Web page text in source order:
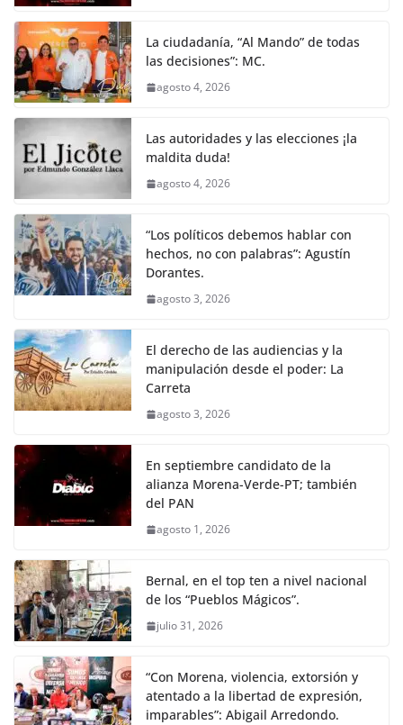
La ciudadanía, “Al Mando” de todas
las decisiones”: MC.
agosto 4, 2026
Las autoridades y las elecciones ¡la
maldita duda!
agosto 4, 2026
“Los políticos debemos hablar con
hechos, no con palabras”: Agustín
Dorantes.
agosto 3, 2026
El derecho de las audiencias y la
manipulación desde el poder: La
Carreta
agosto 3, 2026
En septiembre candidato de la
alianza Morena-Verde-PT; también
del PAN
agosto 1, 2026
Bernal, en el top ten a nivel nacional
de los “Pueblos Mágicos”.
julio 31, 2026
“Con Morena, violencia, extorsión y
atentado a la libertad de expresión,
imparables”: Abigail Arredondo.